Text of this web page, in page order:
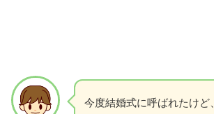
今度結婚式に呼ばれたけど